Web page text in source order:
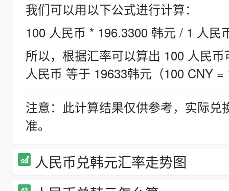
我们可以用以下公式进行计算：
100 人民币 * 196.3300 韩元 / 1 人民
所以，根据汇率可以算出 100 人民
人民币 等于 19633韩元（100 CNY =
注意：此计算结果仅供参考，实际
准。
人民币兑韩元汇率走势图